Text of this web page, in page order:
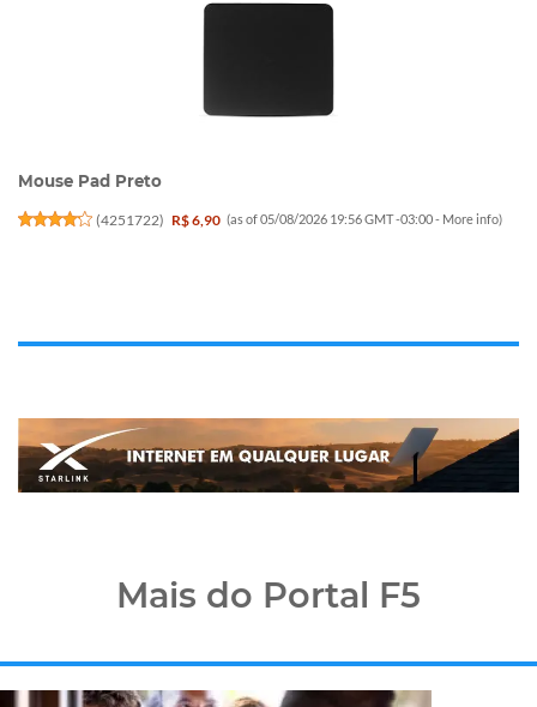
Mouse Pad Preto
(4251722) R$ 6,90 (as of 05/08/2026 19:56 GMT -03:00 - More info)
Mais do Portal F5